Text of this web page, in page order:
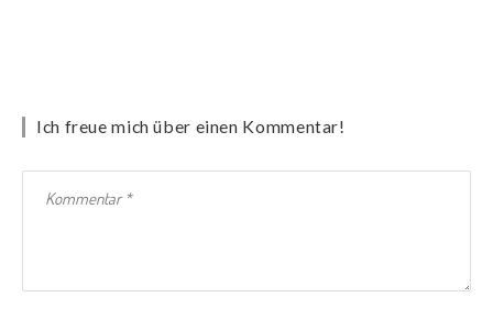
Ich freue mich über einen Kommentar!